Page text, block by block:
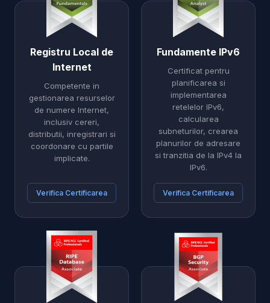
Registru Local de
Internet
Competente in
gestionarea resurselor
de numere Internet,
inclusiv cereri,
distributii, inregistrari si
coordonare cu partile
implicate.
Verifica Certificarea
Fundamente IPv6
Certificat pentru
planificarea si
implementarea
retelelor IPv6,
calcularea
subneturilor, crearea
planurilor de adresare
si tranzitia de la IPv4 la
IPv6.
Verifica Certificarea